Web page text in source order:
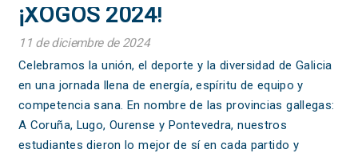
¡XOGOS 2024!
11 de diciembre de 2024
Celebramos la unión, el deporte y la diversidad de Galicia
en una jornada llena de energía, espíritu de equipo y
competencia sana. En nombre de las provincias gallegas:
A Coruña, Lugo, Ourense y Pontevedra, nuestros
estudiantes dieron lo mejor de sí en cada partido y